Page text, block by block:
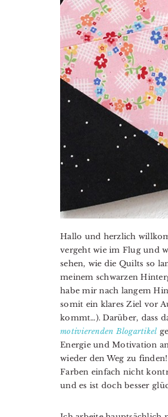
Hallo und herzlich
vergeht wie im Flug und
sehen, wie die Quilts so
meinem schwarzen
habe mir nach langem
somit ein klares Ziel vor
kommt…). Darüber, dass
motivierenden Blogartikel
Energie und Motivation
wieder den Weg zu
Farben einfach nicht
und es ist doch besser